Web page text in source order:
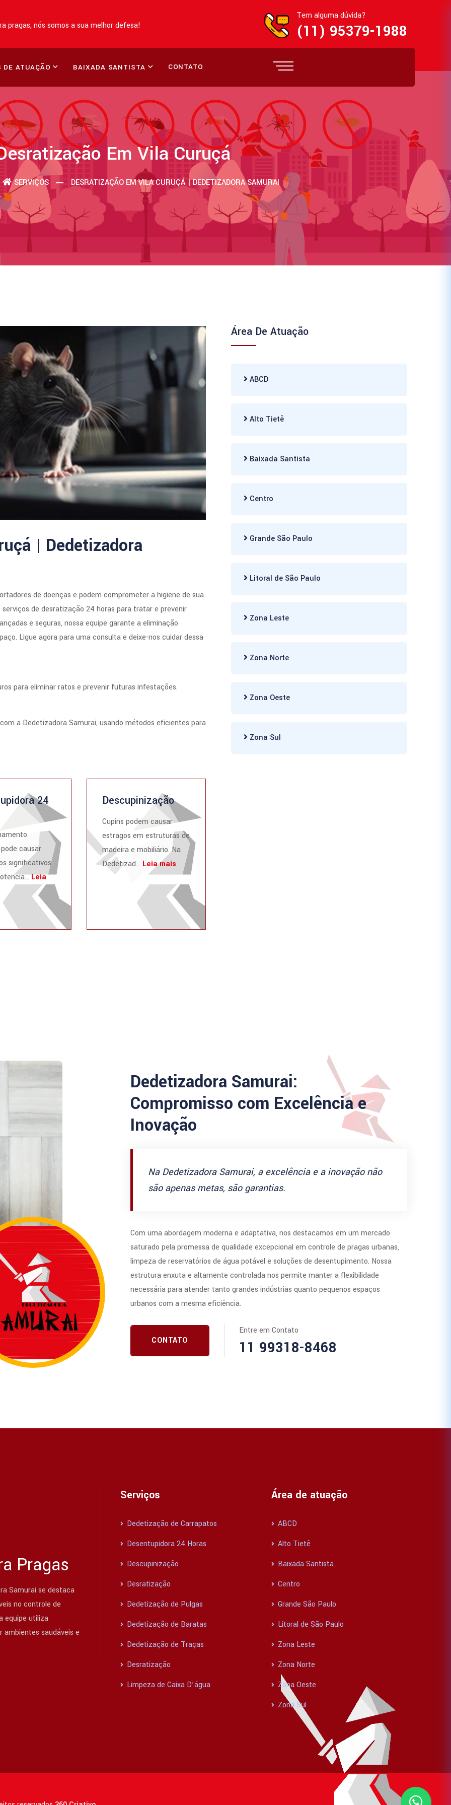
pragas, nós somos a sua melhor defesa!
Tem alguma dúvida?
(11) 95379-1988
DE ATUAÇÃO BAIXADA SANTISTA CONTATO
Em Vila Curuçá
SERVIÇOS DESRATIZAÇÃO EM VILA CURUÇÁ | DEDETIZADORA SAMURAI
| Dedetizadora
de doenças e podem comprometer a higiene de sua
de desratização 24 horas para tratar e prevenir
e seguras, nossa equipe garante a eliminação
Ligue agora para uma consulta e deixe-nos cuidar dessa
para eliminar ratos e prevenir futuras infestações.
a Dedetizadora Samurai, usando métodos eficientes para
24
causar
significativos
Leia
Descupinização
Cupins podem causar
estragos em estruturas de
madeira e mobiliário. Na
Dedetizad... Leia mais
Área De Atuação
ABCD
Alto Tietê
Baixada Santista
Centro
Grande São Paulo
Litoral de São Paulo
Zona Leste
Zona Norte
Zona Oeste
Zona Sul
Dedetizadora Samurai:
Compromisso com Excelência e
Inovação
Na Dedetizadora Samurai, a excelência e a inovação não
são apenas metas, são garantias.
Com uma abordagem moderna e adaptativa, nos destacamos em um mercado
saturado pela promessa de qualidade excepcional em controle de pragas urbanas,
limpeza de reservatórios de água potável e soluções de desentupimento. Nossa
estrutura enxuta e altamente controlada nos permite manter a flexibilidade
necessária para atender tanto grandes indústrias quanto pequenos espaços
urbanos com a mesma eficiência.
CONTATO
Entre em Contato
11 99318-8468
Pragas
Samurai se destaca
no controle de
equipe utiliza
ambientes saudáveis e
Serviços
Dedetização de Carrapatos
Desentupidora 24 Horas
Descupinização
Desratização
Dedetização de Pulgas
Dedetização de Baratas
Dedetização de Traças
Desratização
Limpeza de Caixa D’água
Área de atuação
ABCD
Alto Tietê
Baixada Santista
Centro
Grande São Paulo
Litoral de São Paulo
Zona Leste
Zona Norte
Zona Oeste
Zona Sul